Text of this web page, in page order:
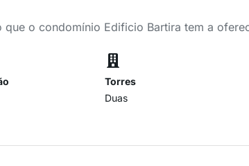
que o condomínio Edificio Bartira tem a
Torres
Duas